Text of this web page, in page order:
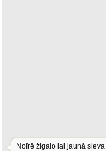
Noīrē žigalo lai jaunā